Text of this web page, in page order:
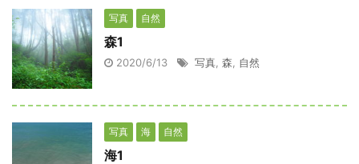
写真 自然
森1
2020/6/13 写真 森 自然
写真 海 自然
海1